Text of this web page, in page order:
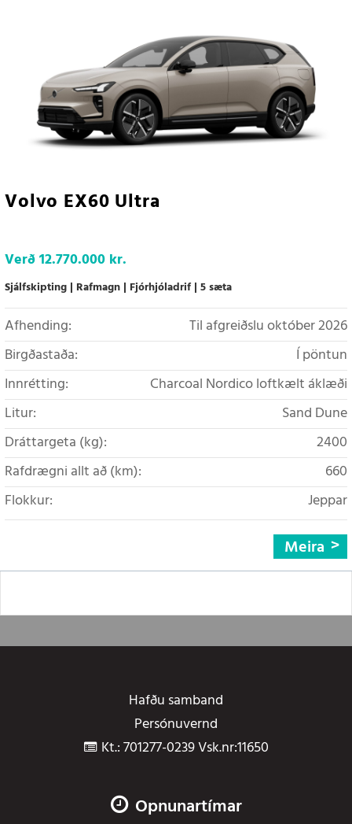
Volvo EX60 Ultra
Verð12.770.000 kr.
Sjálfskipting Rafmagn Fjórhjóladrif 5 sæta
Afhending:
Til afgreiðslu október 2026
Birgðastaða:
Í pöntun
Innrétting:
Charcoal Nordico loftkælt áklæði
Litur:
Sand Dune
Dráttargeta (kg):
2400
Rafdrægni allt að (km):
660
Flokkur:
Jeppar
Meira
Hafðu samband
Persónuvernd
Kt.: 701277-0239 Vsk.nr:11650
Opnunartímar